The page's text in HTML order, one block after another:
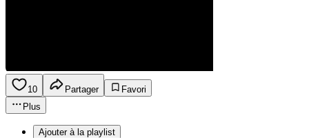
10 Partager
Favori
Plus
Ajouter à la playlist